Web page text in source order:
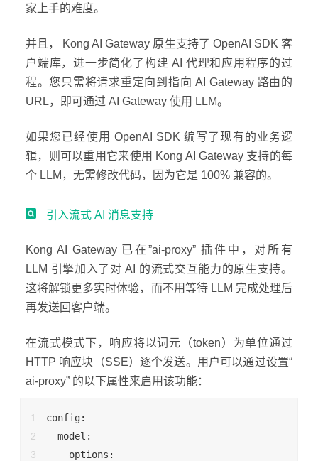
家上手的难度。
并且， Kong AI Gateway 原生支持了 OpenAI SDK 客
户端库，进一步简化了构建 AI 代理和应用程序的过
程。您只需将请求重定向到指向 AI Gateway 路由的
URL，即可通过 AI Gateway 使用 LLM。
如果您已经使用 OpenAI SDK 编写了现有的业务逻
辑，则可以重用它来使用 Kong AI Gateway 支持的每
个 LLM，无需修改代码，因为它是 100% 兼容的。
引入流式 AI 消息支持
Kong AI Gateway 已在”ai-proxy” 插件中，对所有
LLM 引擎加入了对 AI 的流式交互能力的原生支持。
这将解锁更多实时体验，而不用等待 LLM 完成处理后
再发送回客户端。
在流式模式下，响应将以词元（token）为单位通过
HTTP 响应块（SSE）逐个发送。用户可以通过设置“
ai-proxy” 的以下属性来启用该功能：
config:
model :
options :